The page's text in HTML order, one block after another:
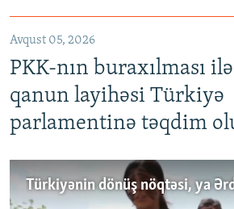
Avqust 05, 2026
PKK-nın buraxılması
qanun layihəsi Türkiyə
parlamentinə təqdim